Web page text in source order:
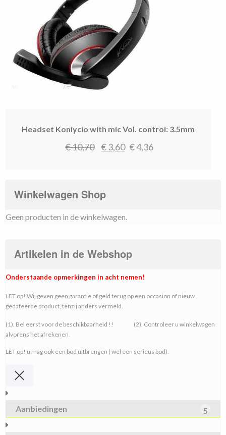
Headset Koniycio with mic Vol. control: 3.5mm
€10,70
Oorspronkelijke
€ 10,70.
€3,60 Huidige
€4,36
Winkelwagen Shop
Geen producten in de winkelwagen.
Artikelen in de Webshop
Onderstaande opmerkingen in acht nemen!
LET op! Wij geven geen garantie of geld terug op een occasion of nieuw
gedateerde product, tenzij anders vermeld.
(1). Bel eerst voor de beschikbaarheid !! (2). Controleer u winkelwagen
alvorens het afrekenen.
LET op! u mag ook een bod uitbrengen ( wel een serieus bod).
Aanbiedingen 5